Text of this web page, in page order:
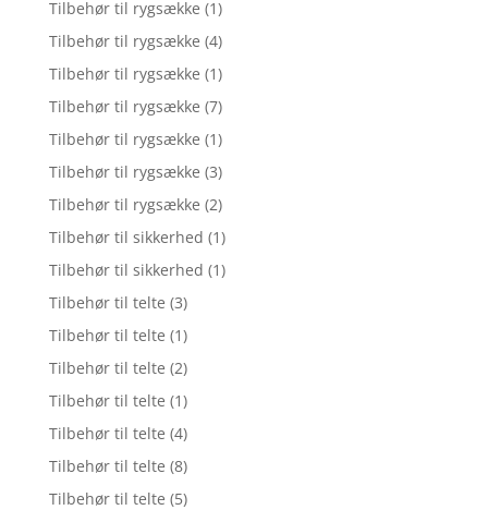
Tilbehør til rygsække (1)
Tilbehør til rygsække (4)
Tilbehør til rygsække (1)
Tilbehør til rygsække (7)
Tilbehør til rygsække (1)
Tilbehør til rygsække (3)
Tilbehør til rygsække (2)
Tilbehør til sikkerhed (1)
Tilbehør til sikkerhed (1)
Tilbehør til telte (3)
Tilbehør til telte (1)
Tilbehør til telte (2)
Tilbehør til telte (1)
Tilbehør til telte (4)
Tilbehør til telte (8)
Tilbehør til telte (5)